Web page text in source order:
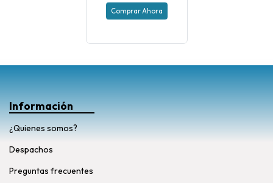
Comprar Ahora
Información
¿Quienes somos?
Despachos
Preguntas frecuentes